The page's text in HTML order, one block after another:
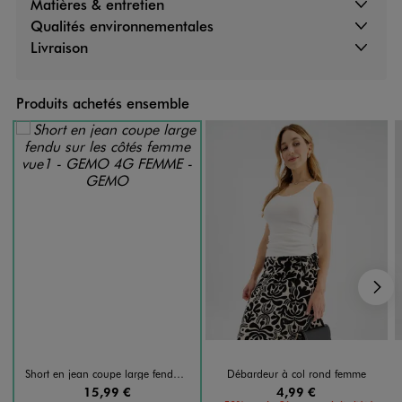
Matières & entretien
Qualités environnementales
Livraison
Produits achetés ensemble
Short en jean coupe large fendu sur les côtés femme
15,99 €
Débardeur à col rond femme
4,99 €